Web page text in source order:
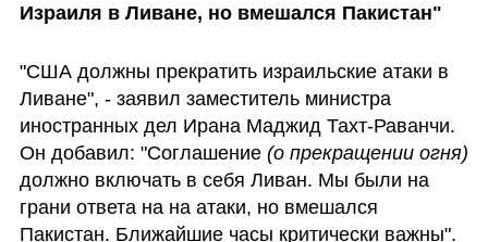
Израиля в Ливане, но вмешался Пакистан"
"США должны прекратить израильские атаки в
Ливане", - заявил заместитель министра
иностранных дел Ирана Маджид Тахт-Раванчи.
Он добавил: "Соглашение
должно включать в себя Ливан. Мы были на
грани ответа на на атаки, но вмешался
Пакистан. Ближайшие часы критически важны".